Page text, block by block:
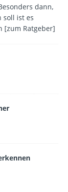
dann,
soll ist es
[zum Ratgeber]